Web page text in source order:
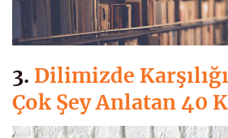
3. Dilimizde
Çok Şey Anlatan 40